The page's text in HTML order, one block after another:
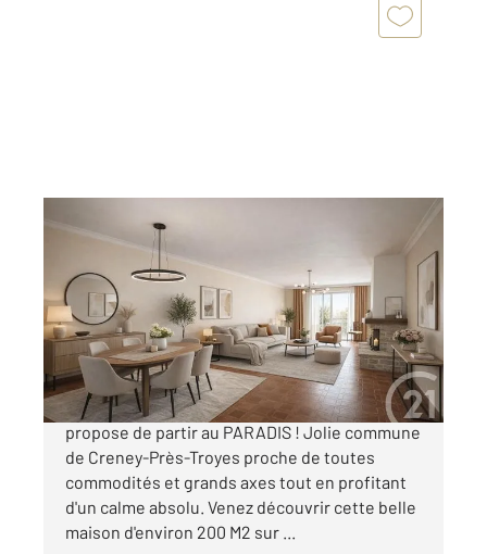
CRENEY PRES TROYES 10
, 7 pièces
Ref : 68570
Maison à vendre
363 000 €
L'agence Century 21 Martinot Immobilier vous
propose de partir au PARADIS ! Jolie commune
de Creney-Près-Troyes proche de toutes
commodités et grands axes tout en profitant
d'un calme absolu. Venez découvrir cette belle
maison d'environ 200 M2 sur ...